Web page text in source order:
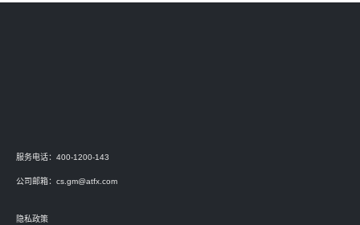
服务电话：400-1200-143
公司邮箱： cs.gm@atfx.com
隐私政策